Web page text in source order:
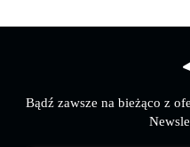
Bądź zawsze na bieżąco z